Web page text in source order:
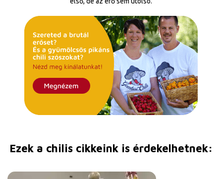
Ezek a chilis cikkeink is érdekelhetnek: